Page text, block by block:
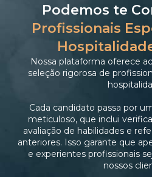
Podemos te
Profissionais
Nossa plataforma oferece
seleção rigorosa de
Cada candidato passa por
meticuloso, que inclui
avaliação de habilidades e
anteriores. Isso garante que
e experientes profissionais
nossos